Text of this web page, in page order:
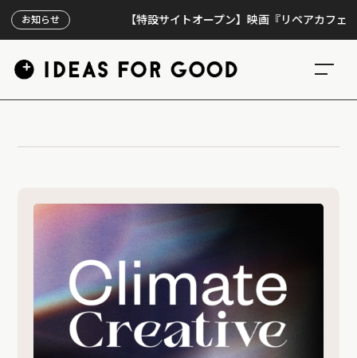
お知らせ 【特設サイトオープン】映画『リペアカフェ』、